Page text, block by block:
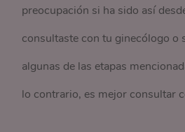
preocupación si ha sido así
consultaste con tu ginecólogo o
algunas de las etapas
lo contrario, es mejor consultar